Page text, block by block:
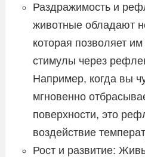
Раздражимость и
животные обладают
которая позволяет
стимулы через
Например, когда вы
мгновенно
поверхности, это
воздействие
Рост и развитие: